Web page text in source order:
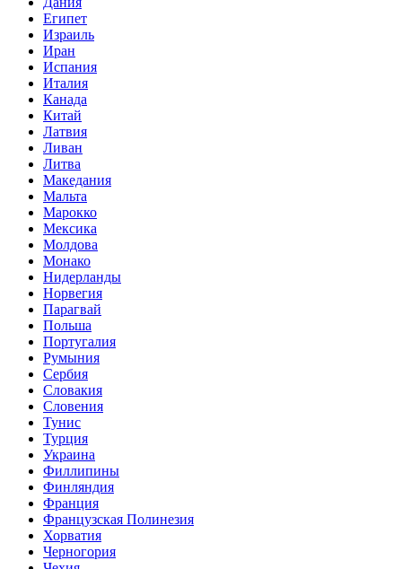
Египет
Израиль
Иран
Испания
Италия
Канада
Китай
Латвия
Ливан
Литва
Македания
Мальта
Марокко
Мексика
Молдова
Монако
Нидерланды
Норвегия
Парагвай
Польша
Португалия
Румыния
Сербия
Словакия
Словения
Тунис
Турция
Украина
Филлипины
Финляндия
Франция
Французская Полинезия
Хорватия
Черногория